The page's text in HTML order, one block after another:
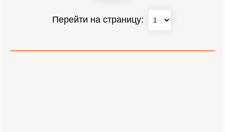
Перейти на страницу: